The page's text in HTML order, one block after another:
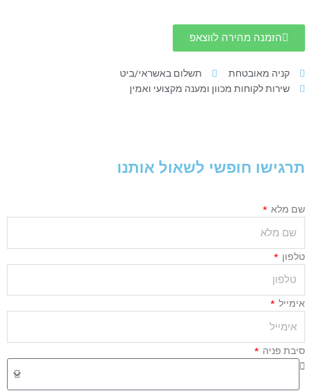
s
a
p
p
b
o
o
k
u
b
e
a
r
a
m
הזמנה מהירה לווצאפ
קניה מאובטחת
תשלום באשראי/ביט
שירות לקוחות מכוון ומענה מקצועי ואמין
תרגישו חופשי לשאול אותנו
שם מלא
טלפון
אימייל
סיבת פניה